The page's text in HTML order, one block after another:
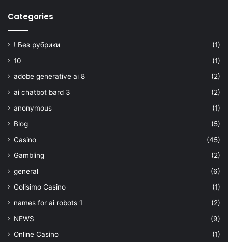
Categories
! Без рубрики
(1)
10
(1)
adobe generative ai 8
(2)
ai chatbot bard 3
(2)
anonymous
(1)
Blog
(5)
Casino
(45)
Gambling
(2)
general
(6)
Golisimo Casino
(1)
names for ai robots 1
(2)
NEWS
(9)
Online Casino
(1)